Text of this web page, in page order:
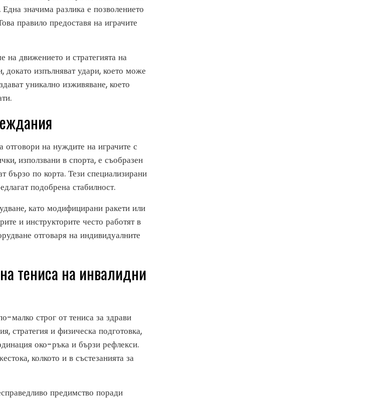
значима разлика е позволението
правило предоставя на играчите
на движението и стратегията на
докато изпълняват удари, което може
уникално изживяване, което
отговори на нуждите на играчите с
използвани в спорта, е съобразен
бързо по корта. Тези специализирани
подобрена стабилност.
като модифицирани ракети или
и инструкторите често работят в
отговаря на индивидуалните
тениса на инвалидни
малко строг от тениса за здрави
стратегия и физическа подготовка,
око-ръка и бързи рефлекси.
колкото и в състезанията за
предимство поради